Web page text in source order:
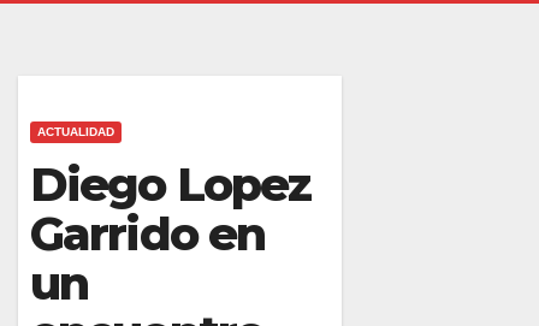
ACTUALIDAD
Diego Lopez
Garrido en
un